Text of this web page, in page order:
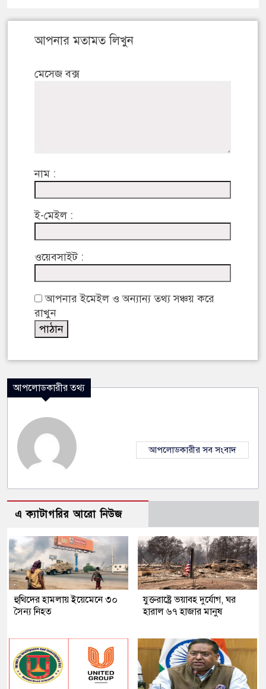
আপনার মতামত লিখুন
মেসেজ বক্স
নাম :
ই-মেইল :
ওয়েবসাইট :
আপনার ইমেইল ও অন্যান্য তথ্য সঞ্চয় করে
রাখুন
আপলোডকারীর তথ্য
আপলোডকারীর সব সংবাদ
এ ক্যাটাগরির আরো নিউজ
হুথিদের হামলায় ইয়েমেনে ৩০
সৈন্য নিহত
যুক্তরাষ্ট্রে ভয়াবহ দুর্যোগ, ঘর
হারাল ৬৭ হাজার মানুষ